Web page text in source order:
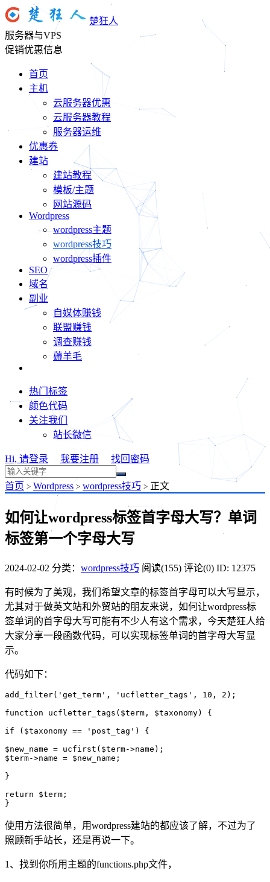
楚狂人
服务器与VPS
促销优惠信息
首页
主机
云服务器优惠
云服务器教程
服务器运维
优惠券
建站
建站教程
模板/主题
网站源码
Wordpress
wordpress主题
wordpress技巧
wordpress插件
SEO
域名
副业
自媒体赚钱
联盟赚钱
调查赚钱
薅羊毛
热门标签
颜色代码
关注我们
站长微信
Hi, 请登录 我要注册 找回密码
首页 > Wordpress > wordpress技巧 > 正文
如何让wordpress标签首字母大写？单词
标签第一个字母大写
2024-02-02 分类： wordpress技巧 阅读(155) 评论(0) ID: 12375
有时候为了美观，我们希望文章的标签首字母可以大写显示，
尤其对于做英文站和外贸站的朋友来说，如何让wordpress标
签单词的首字母大写可能有不少人有这个需求，今天楚狂人给
大家分享一段函数代码，可以实现标签单词的首字母大写显
示。
代码如下：
add_filter('get_term', 'ucfletter_tags', 10, 2);
function ucfletter_tags($term, $taxonomy) {
if ($taxonomy == 'post_tag') {
$new_name = ucfirst($term->name);
$term->name = $new_name;
}
return $term;
}
使用方法很简单，用wordpress建站的都应该了解，不过为了
照顾新手站长，还是再说一下。
1、找到你所用主题的functions.php文件，